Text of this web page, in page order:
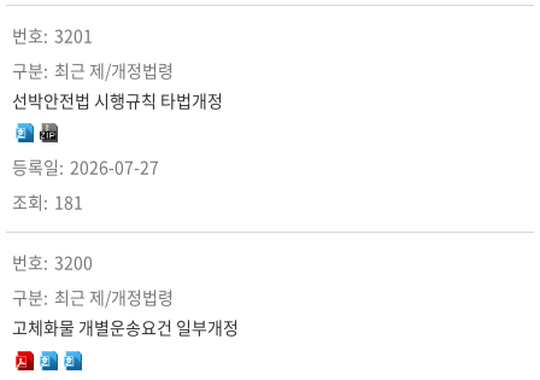
3201
최근 제/개정법령
선박안전법 시행규칙 타법개정
2026-07-27
181
3200
최근 제/개정법령
고체화물 개별운송요건 일부개정